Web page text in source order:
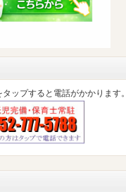
ップすると電話がかかります。